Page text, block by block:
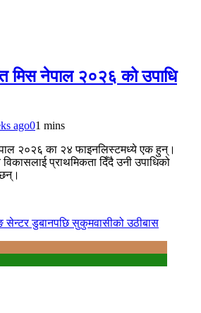
मिस नेपाल २०२६ को उपाधि
ago01 mins
२०२६ का २४ फाइनलिस्टमध्ये एक हुन्।
प्राथमिकता दिँदै उनी उपाधिको
छन्।